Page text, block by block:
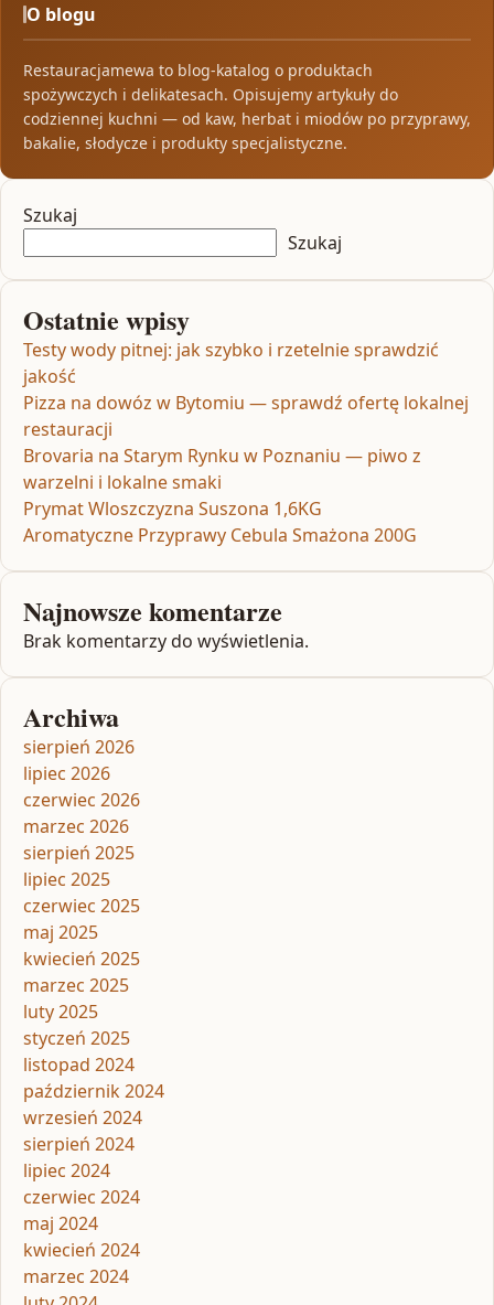
O blogu
Restauracjamewa to blog-katalog o produktach
spożywczych i delikatesach. Opisujemy artykuły do
codziennej kuchni — od kaw, herbat i miodów po przyprawy,
bakalie, słodycze i produkty specjalistyczne.
Szukaj
Szukaj
Ostatnie wpisy
Testy wody pitnej: jak szybko i rzetelnie sprawdzić
jakość
Pizza na dowóz w Bytomiu — sprawdź ofertę lokalnej
restauracji
Brovaria na Starym Rynku w Poznaniu — piwo z
warzelni i lokalne smaki
Prymat Wloszczyzna Suszona 1,6KG
Aromatyczne Przyprawy Cebula Smażona 200G
Najnowsze komentarze
Brak komentarzy do wyświetlenia.
Archiwa
sierpień 2026
lipiec 2026
czerwiec 2026
marzec 2026
sierpień 2025
lipiec 2025
czerwiec 2025
maj 2025
kwiecień 2025
marzec 2025
luty 2025
styczeń 2025
listopad 2024
październik 2024
wrzesień 2024
sierpień 2024
lipiec 2024
czerwiec 2024
maj 2024
kwiecień 2024
marzec 2024